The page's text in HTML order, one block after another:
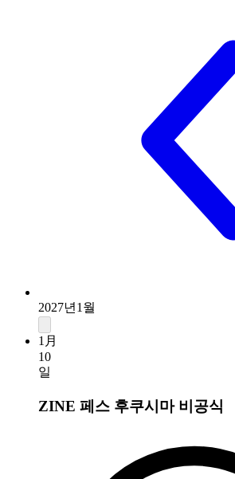
2027년1월
1月
10
일
ZINE 페스 후쿠시마 비공식